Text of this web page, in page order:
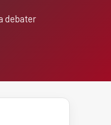
debater